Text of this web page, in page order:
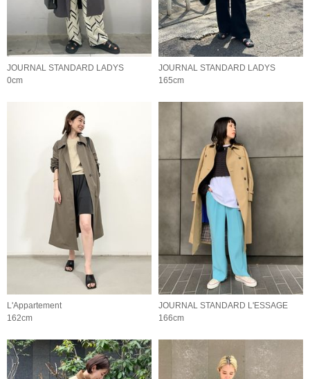
JOURNAL STANDARD LADYS
0cm
JOURNAL STANDARD LADYS
165cm
L'Appartement
162cm
JOURNAL STANDARD L'ESSAGE
166cm